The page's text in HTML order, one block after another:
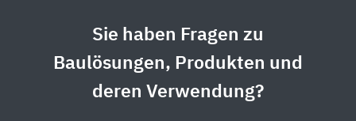
Sie haben Fragen zu
Baulösungen, Produkten und
deren Verwendung?